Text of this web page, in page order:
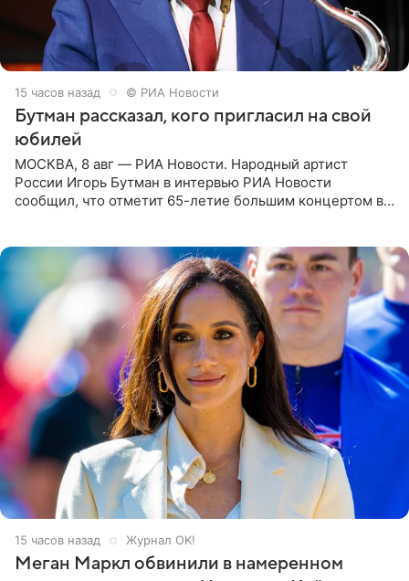
15 часов назад © РИА Новости
Бутман рассказал, кого пригласил на свой
юбилей
МОСКВА, 8 авг — РИА Новости. Народный артист
России Игорь Бутман в интервью РИА Новости
сообщил, что отметит 65-летие большим концертом в
15 часов назад Журнал OK!
Меган Маркл обвинили в намеренном